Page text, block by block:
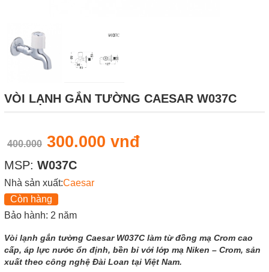
VÒI LẠNH GẮN TƯỜNG CAESAR W037C
400.000 300.000 vnđ
MSP: W037C
Nhà sản xuất:Caesar
Còn hàng
Bảo hành: 2 năm
Vòi lạnh gắn tường Caesar W037C làm từ đồng mạ Crom cao
cấp, áp lực nước ổn định, bền bỉ với lớp mạ Niken – Crom, sản
xuất theo công nghệ Đài Loan tại Việt Nam.